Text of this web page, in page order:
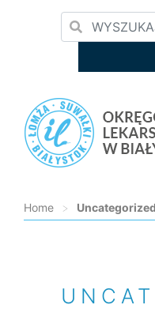
Home > Uncategorized